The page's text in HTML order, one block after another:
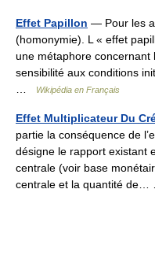
Effet Papillon — Pour les
(homonymie). L « effet
une métaphore
sensibilité aux conditions
Wikipédia en Français
Effet Multiplicateur Du
partie la conséquence de
désigne le rapport existant
centrale (voir base
centrale et la quantité